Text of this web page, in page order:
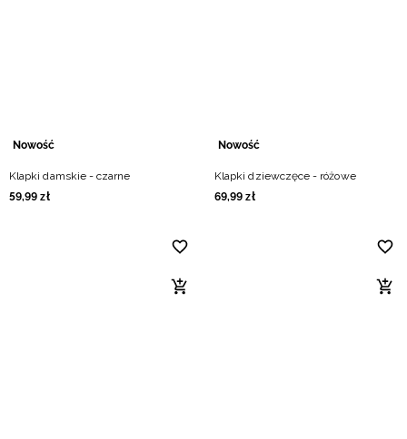
Nowość
Klapki damskie - czarne
59,99 zł
Nowość
Klapki dziewczęce - różowe
69,99 zł